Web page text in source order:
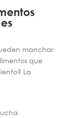
manchar
que
La